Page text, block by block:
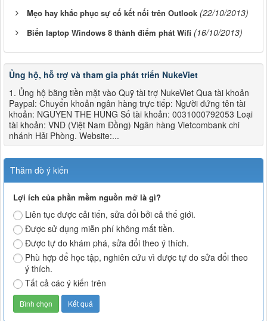
Mẹo hay khắc phục sự cố kết nối trên Outlook (22/10/2013)
Biến laptop Windows 8 thành điểm phát Wifi (16/10/2013)
Ủng hộ, hỗ trợ và tham gia phát triển NukeViet
1. Ủng hộ bằng tiền mặt vào Quỹ tài trợ NukeViet Qua tài khoản
Paypal: Chuyển khoản ngân hàng trực tiếp: Người đứng tên tài
khoản: NGUYEN THE HUNG Số tài khoản: 0031000792053 Loại
tài khoản: VND (Việt Nam Đồng) Ngân hàng Vietcombank chi
nhánh Hải Phòng. Website:...
Thăm dò ý kiến
Lợi ích của phần mềm nguồn mở là gì?
Liên tục được cải tiến, sửa đổi bởi cả thế giới.
Được sử dụng miễn phí không mất tiền.
Được tự do khám phá, sửa đổi theo ý thích.
Phù hợp để học tập, nghiên cứu vì được tự do sửa đổi theo
ý thích.
Tất cả các ý kiến trên